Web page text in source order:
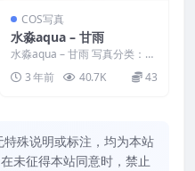
COS写真
水淼aqua – 甘雨
水淼aqua – 甘雨 写真分类：唯
美，参与模特：水淼aqua [套
图大小]：[...
3 年前 40.7K 43
殊说明或标注，均为本站
未征得本站同意时，禁止